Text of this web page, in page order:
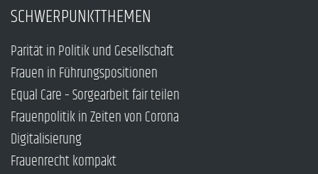
SCHWERPUNKTTHEMEN
Parität in Politik und Gesellschaft
Frauen in Führungspositionen
Equal Care – Sorgearbeit fair teilen
Frauenpolitik in Zeiten von Corona
Digitalisierung
Frauenrecht kompakt